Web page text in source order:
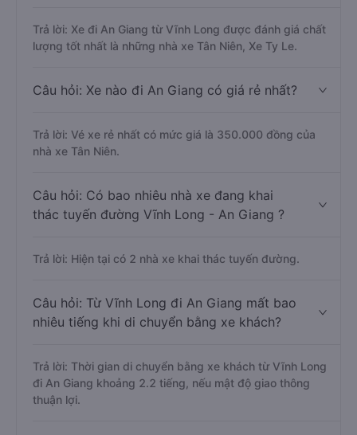
Trả lời: Xe đi An Giang từ Vĩnh Long được đánh giá chất
lượng tốt nhất là những nhà xe Tân Niên, Xe Ty Le.
Câu hỏi: Xe nào đi An Giang có giá rẻ nhất?
Trả lời: Vé xe rẻ nhất có mức giá là 350.000 đồng của
nhà xe Tân Niên.
Câu hỏi: Có bao nhiêu nhà xe đang khai
thác tuyến đường Vĩnh Long - An Giang ?
Trả lời: Hiện tại có 2 nhà xe khai thác tuyến đường.
Câu hỏi: Từ Vĩnh Long đi An Giang mất bao
nhiêu tiếng khi di chuyển bằng xe khách?
Trả lời: Thời gian di chuyển bằng xe khách từ Vĩnh Long
đi An Giang khoảng 2.2 tiếng, nếu mật độ giao thông
thuận lợi.